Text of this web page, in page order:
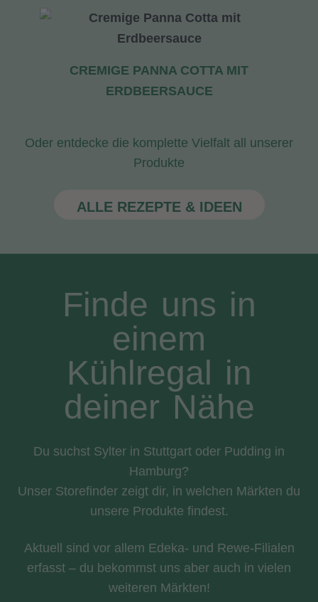
CREMIGE PANNA COTTA MIT
ERDBEERSAUCE
Oder entdecke die komplette Vielfalt all unserer
Produkte
ALLE REZEPTE & IDEEN
Finde uns in
einem
Kühlregal in
deiner Nähe
Du suchst Sylter in Stuttgart oder Pudding in
Hamburg?
Unser Storefinder zeigt dir, in welchen Märkten du
unsere Produkte findest.
Aktuell sind vor allem Edeka- und Rewe-Filialen
erfasst – du bekommst uns aber auch in vielen
weiteren Märkten!